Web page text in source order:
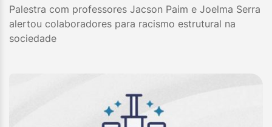
Palestra com professores Jacson Paim e Joelma Serra
alertou colaboradores para racismo estrutural na
sociedade